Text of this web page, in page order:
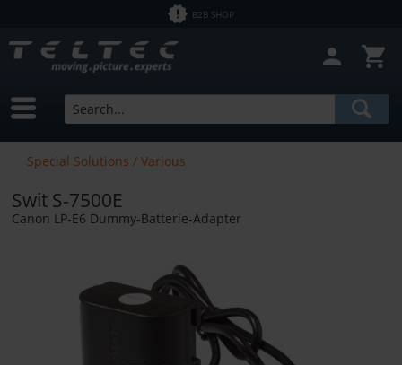
B2B SHOP
Special Solutions / Various
Swit S-7500E
Canon LP-E6 Dummy-Batterie-Adapter